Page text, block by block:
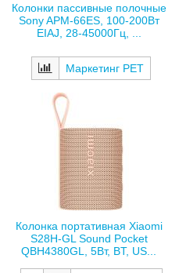
Колонки пассивные полочные
Sony APM-66ES, 100-200Вт
EIAJ, 28-45000Гц, ...
Маркетинг РЕТ
Колонка портативная Xiaomi
S28H-GL Sound Pocket
QBH4380GL, 5Вт, BT, US...